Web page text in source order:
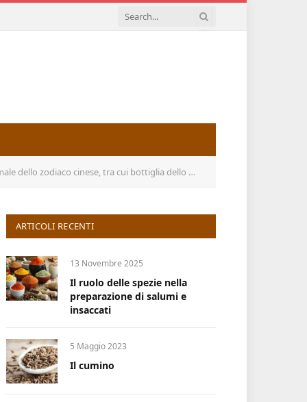
dello zodiaco e spar, ornamenti dello zodiaco .Art decorat
ARTICOLI RECENTI
13 Novembre 2025
Il ruolo delle spezie nella
preparazione di salumi e
insaccati
5 Maggio 2023
Il cumino